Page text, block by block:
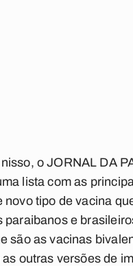
o JORNAL DA
lista com as
novo tipo de vacina
paraibanos e
são as vacinas
outras versões de